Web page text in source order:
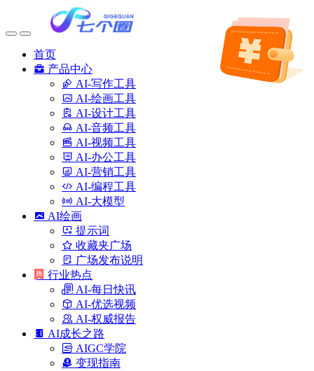
首页
产品中心
AI-写作工具
AI-绘画工具
AI-设计工具
AI-音频工具
AI-视频工具
AI-办公工具
AI-营销工具
AI-编程工具
AI-大模型
AI绘画
提示词
收藏夹广场
广场发布说明
行业热点
AI-每日快讯
AI-优选视频
AI-权威报告
AI成长之路
AIGC学院
变现指南